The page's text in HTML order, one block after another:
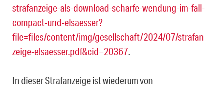
strafanzeige-als-download-scharfe-wendung-im-fall-
compact-und-elsaesser?
file=files/content/img/gesellschaft/2024/07/strafan
zeige-elsaesser.pdf&cid=20367.
In dieser Strafanzeige ist wiederum von